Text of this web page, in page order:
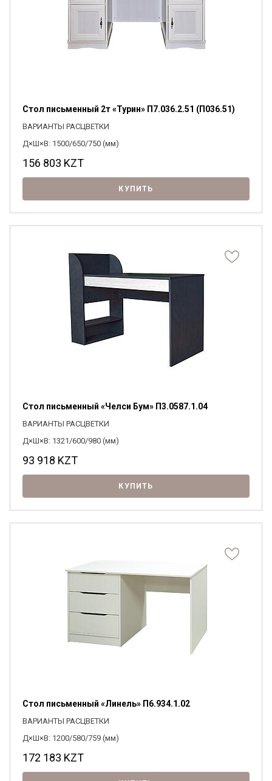
Стол письменный 2т «Турин» П7.036.2.51 (П036.51)
ВАРИАНТЫ РАСЦВЕТКИ
Д×Ш×В: 1500/650/750 (мм)
156 803 KZT
КУПИТЬ
Стол письменный «Челси Бум» П3.0587.1.04
ВАРИАНТЫ РАСЦВЕТКИ
Д×Ш×В: 1321/600/980 (мм)
93 918 KZT
КУПИТЬ
Стол письменный «Линель» П6.934.1.02
ВАРИАНТЫ РАСЦВЕТКИ
Д×Ш×В: 1200/580/759 (мм)
172 183 KZT